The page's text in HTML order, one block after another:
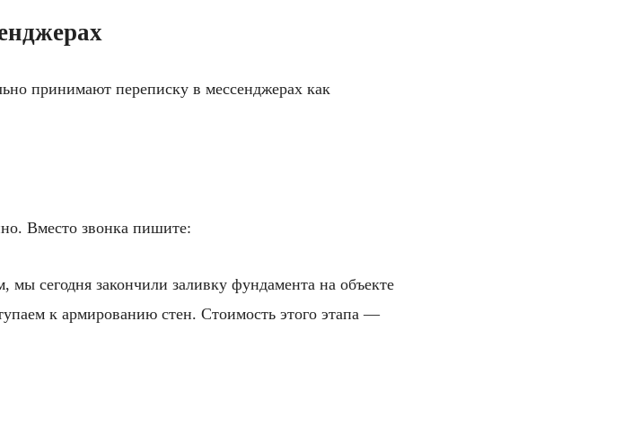
принимают переписку в мессенджерах как
Вместо звонка пишите:
сегодня закончили заливку фундамента на объекте
к армированию стен. Стоимость этого этапа —